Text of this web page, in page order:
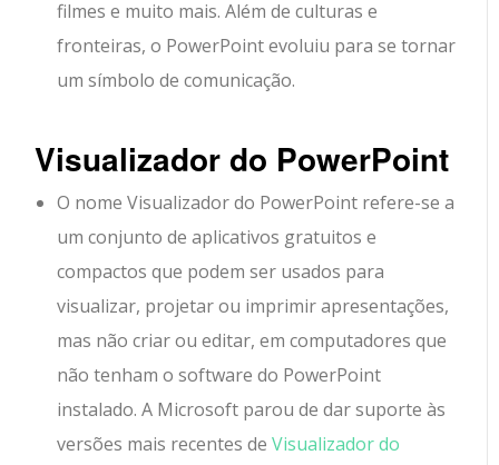
filmes e muito mais. Além de culturas e
fronteiras, o PowerPoint evoluiu para se tornar
um símbolo de comunicação.
Visualizador do PowerPoint
O nome Visualizador do PowerPoint refere-se a
um conjunto de aplicativos gratuitos e
compactos que podem ser usados para
visualizar, projetar ou imprimir apresentações,
mas não criar ou editar, em computadores que
não tenham o software do PowerPoint
instalado. A Microsoft parou de dar suporte às
versões mais recentes de Visualizador do